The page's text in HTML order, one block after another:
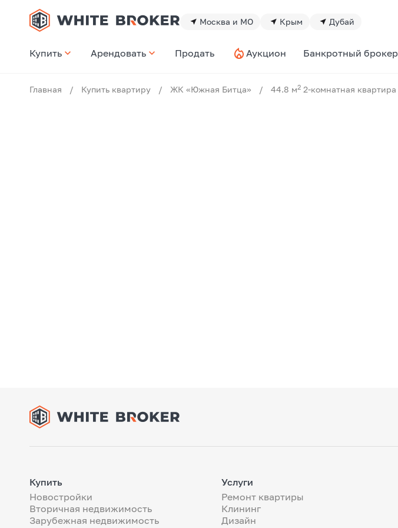
Москва и МО Крым Дубай
Купить Арендовать Продать Аукцион Банкротный брокер
Главная / Купить квартиру / ЖК «Южная Битца» / 44.8 м2 2-комнатная квартира
Купить
Новостройки
Вторичная недвижимость
Зарубежная недвижимость
Услуги
Ремонт квартиры
Клининг
Дизайн